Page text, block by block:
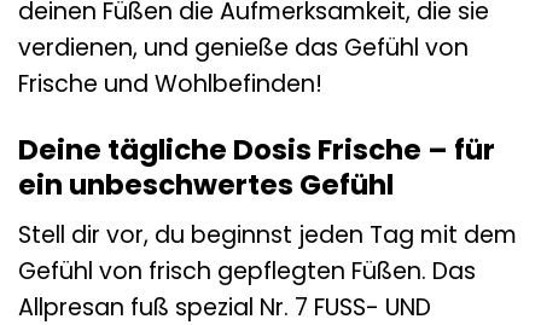
deinen Füßen die Aufmerksamkeit, die sie
verdienen, und genieße das Gefühl von
Frische und Wohlbefinden!
Deine tägliche Dosis Frische – für
ein unbeschwertes Gefühl
Stell dir vor, du beginnst jeden Tag mit dem
Gefühl von frisch gepflegten Füßen. Das
Allpresan fuß spezial Nr. 7 FUSS- UND